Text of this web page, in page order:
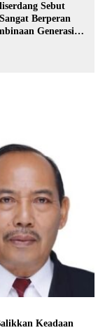
Sebut
Berperan
Generasi
Keadaan